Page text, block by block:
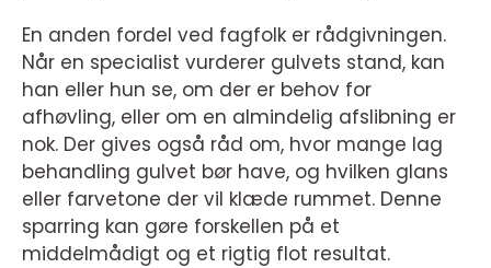
En anden fordel ved fagfolk er rådgivningen.
Når en specialist vurderer gulvets stand, kan
han eller hun se, om der er behov for
afhøvling, eller om en almindelig afslibning er
nok. Der gives også råd om, hvor mange lag
behandling gulvet bør have, og hvilken glans
eller farvetone der vil klæde rummet. Denne
sparring kan gøre forskellen på et
middelmådigt og et rigtig flot resultat.